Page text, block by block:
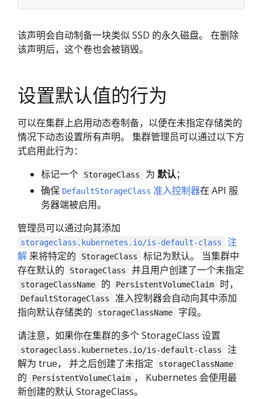
该声明会自动制备一块类似 SSD 的永久磁盘。 在删除
该声明后，这个卷也会被销毁。
设置默认值的行为
可以在集群上启用动态卷制备，以便在未指定存储类的
情况下动态设置所有声明。 集群管理员可以通过以下方
式启用此行为：
标记一个
StorageClass 为 默认；
确保 DefaultStorageClass 准入控制器在 API 服
务器端被启用。
管理员可以通过向其添加
storageclass.kubernetes.io/is-default-class
注
解 来将特定的 StorageClass
标记为默认。 当集群中
存在默认的
StorageClass 并且用户创建了一个未指定
storageClassName 的 PersistentVolumeClaim 时，
DefaultStorageClass
准入控制器会自动向其中添加
指向默认存储类的
storageClassName
字段。
请注意，如果你在集群的多个 StorageClass 设置
storageclass.kubernetes.io/is-default-class
注
解为 true， 并之后创建了未指定
storageClassName
的 PersistentVolumeClaim ， Kubernetes 会使用最
新创建的默认 StorageClass。